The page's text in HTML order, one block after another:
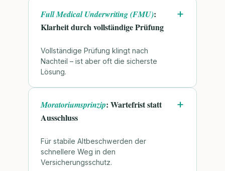
Full Medical Underwriting (FMU):
Klarheit durch vollständige Prüfung
Vollständige Prüfung klingt nach
Nachteil – ist aber oft die sicherste
Lösung.
Moratoriumsprinzip: Wartefrist statt
Ausschluss
Für stabile Altbeschwerden der
schnellere Weg in den
Versicherungsschutz.